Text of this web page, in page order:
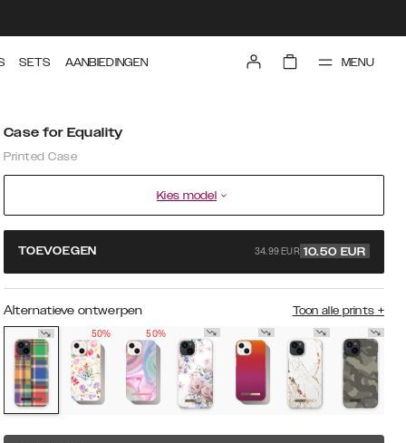
SETS AANBIEDINGEN MENU
Case for Equality
Printed Case
Kies model
TOEVOEGEN 34.99 EUR 10.50 EUR
Alternatieve ontwerpen Toon alle prints +
50%
50%